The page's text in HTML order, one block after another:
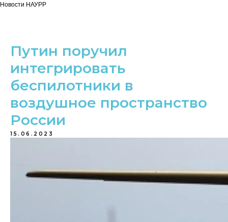
Новости НАУРР
Путин поручил
интегрировать
беспилотники в
воздушное пространство
России
15.06.2023